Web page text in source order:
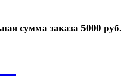
сумма заказа 5000 руб.